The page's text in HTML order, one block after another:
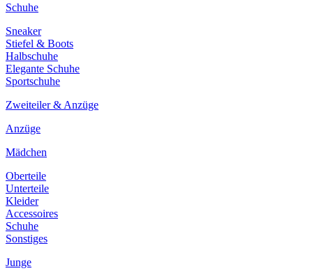
Schuhe
Sneaker
Stiefel & Boots
Halbschuhe
Elegante Schuhe
Sportschuhe
Zweiteiler & Anzüge
Anzüge
Mädchen
Oberteile
Unterteile
Kleider
Accessoires
Schuhe
Sonstiges
Junge